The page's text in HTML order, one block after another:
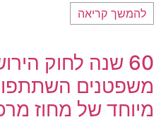
להמשך קריאה
60 שנה לחוק
משפטנים השתתפו
מיוחד של מחוז